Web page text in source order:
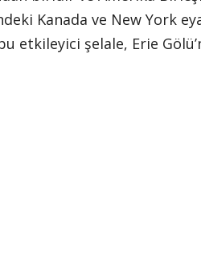
Kanada ve New York
etkileyici şelale, Erie